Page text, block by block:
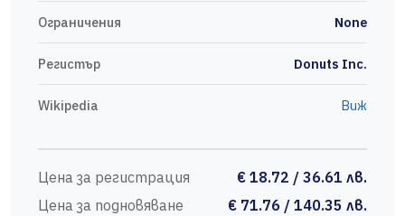
Ограничения None
Регистър Donuts Inc.
Wikipedia Виж
Цена за регистрация
€ 18.72 / 36.61 лв.
Цена за подновяване
€ 71.76 / 140.35 лв.